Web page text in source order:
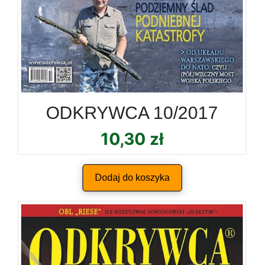
ODKRYWCA 10/2017
10,30 zł
Dodaj do koszyka